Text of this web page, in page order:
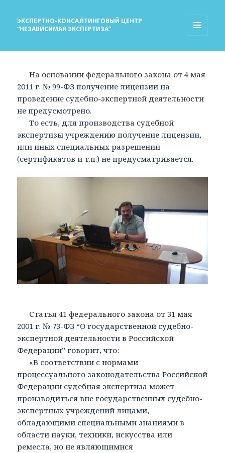
ЭКСПЕРТНО-КОНСАЛТИНГОВЫЙ ЦЕНТР
“НЕЗАВИСИМАЯ ЭКСПЕРТИЗА”
На основании федерального закона от 4 мая
2011 г. № 99-ФЗ получение лицензии на
проведение судебно-экспертной деятельности
не предусмотрено.
То есть, для производства судебной
экспертизы учреждению получение лицензии,
или иных специальных разрешений
(сертификатов и т.п.) не предусматривается.
Статья 41 федерального закона от 31 мая
2001 г. № 73-ФЗ “О государственной судебно-
экспертной деятельности в Российской
Федерации” говорит, что:
«В соответствии с нормами
процессуального законодательства Российской
Федерации судебная экспертиза может
производиться вне государственных судебно-
экспертных учреждений лицами,
обладающими специальными знаниями в
области науки, техники, искусства или
ремесла, но не являющимися